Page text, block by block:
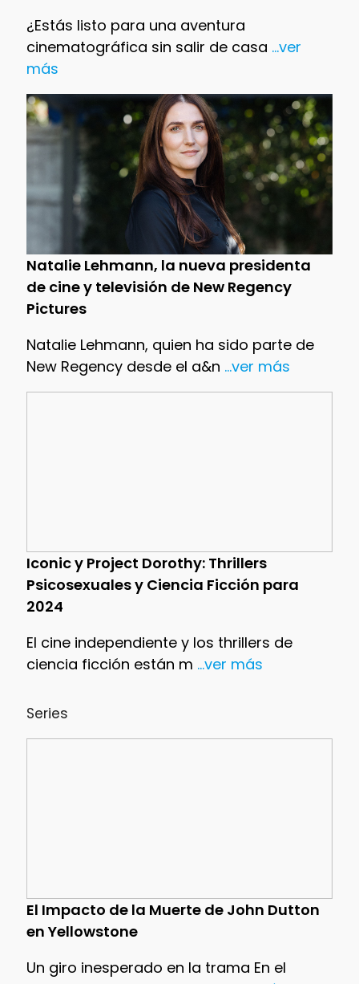
¿Estás listo para una aventura
cinematográfica sin salir de casa ...ver
más
Natalie Lehmann, la nueva presidenta
de cine y televisión de New Regency
Pictures
Natalie Lehmann, quien ha sido parte de
New Regency desde el a&n ...ver más
Iconic y Project Dorothy: Thrillers
Psicosexuales y Ciencia Ficción para
2024
El cine independiente y los thrillers de
ciencia ficción están m ...ver más
Series
El Impacto de la Muerte de John Dutton
en Yellowstone
Un giro inesperado en la trama En el